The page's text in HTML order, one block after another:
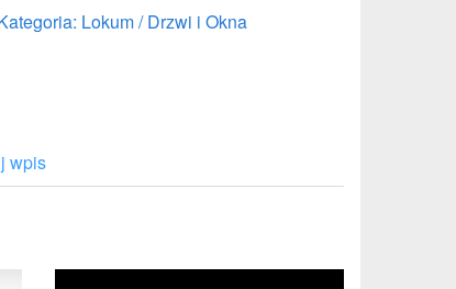
Lokum / Drzwi i Okna
wpis